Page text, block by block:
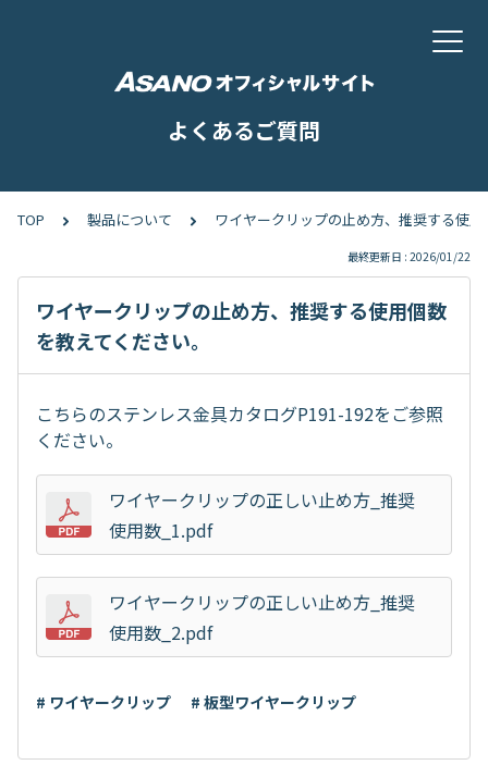
よくあるご質問
TOP 製品について ワイヤークリップの止め方、推奨する使
最終更新日 : 2026/01/22
ワイヤークリップの止め方、推奨する使用個数
を教えてください。
こちらのステンレス金具カタログP191-192をご参照
ください。
ワイヤークリップの正しい止め方_推奨
使用数_1.pdf
ワイヤークリップの正しい止め方_推奨
使用数_2.pdf
# ワイヤークリップ # 板型ワイヤークリップ